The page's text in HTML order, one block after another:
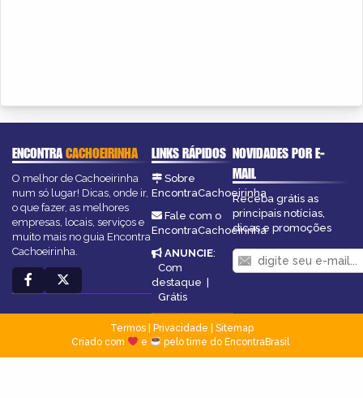
ENCONTRACACHOEIRINHA
O melhor de Cachoeirinha
num só lugar! Dicas, onde ir,
o que fazer, as melhores
empresas, locais, serviços e
muito mais no guia Encontra
Cachoeirinha.
LINKS RÁPIDOS
Sobre
EncontraCachoeirinha
Fale com o
EncontraCachoeirinha
ANUNCIE:
Com
destaque |
Grátis
NOVIDADES POR E-
MAIL
Receba grátis as
principais notícias,
dicas e promoções
Termos| Privacidade
Sitemap
Criado com
e pelo time do EncontraBrasil